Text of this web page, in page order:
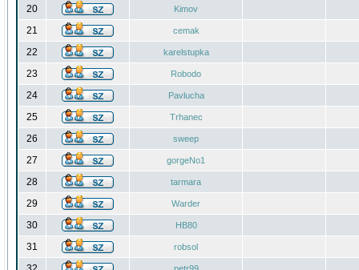
20 Kimov
21 cemak
22 karelstupka
23 Robodo
24 Pavlucha
25 Trhanec
26 sweep
27 gorgeNo1
28 tarmara
29 Warder
30 HB80
31 robsol